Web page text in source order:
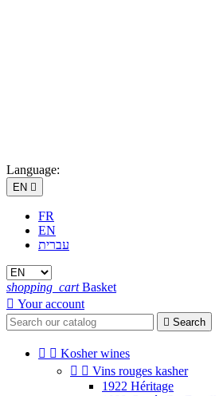
Language:
EN 
FR
EN
עברית
shopping_cart Basket
 Your account
 Search
  Kosher wines
  Vins rouges kasher
1922 Héritage